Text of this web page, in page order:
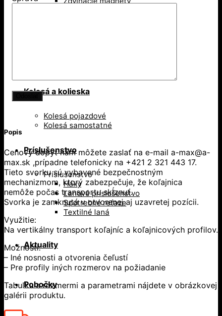
Kolesá a kolieska
Kolesá pojazdové
Kolesá samostatné
Príslušenstvo
Príslušenstvo
Háky
Lanové príslušenstvo
Spotrebné reťaze
Textilné laná
Aktuality
Pobočky
Popis
Cenový dopyt nám môžete zaslať na e-mail a-max@a-
max.sk ,prípadne telefonicky na +421 2 321 443 17.
Tieto svorku sú vybavené bezpečnostným
mechanizmom, ktorý zabezpečuje, že koľajnica
nemôže počas transportu skĺznuť.
Svorka je zamknutá v otvorenej aj uzavretej pozícii.
Využitie:
Na vertikálny transport koľajníc a koľajnicových profilov.
Možnosti:
– Iné nosnosti a otvorenia čeľustí
– Pre profily iných rozmerov na požiadanie
Tabuľku s rozmermi a parametrami nájdete v obrázkovej
galérii produktu.